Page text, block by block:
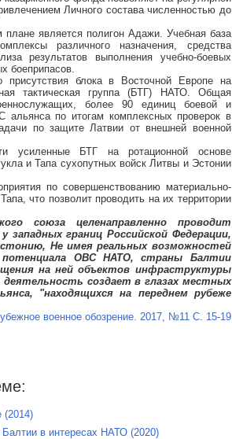
Личного состава численностью до
является полигон Адажи. Учебная база
различного назначения, средства
результатов выполнения учебно-боевых
боеприпасов.
присутствия блока в Восточной Европе на
тактическая группа (БТГ) НАТО. Общая
более 90 единиц боевой и
альянса по итогам комплексных проверок в
по защите Латвии от внешней военной
усиленные БТГ на ротационной основе
и Тапа сухопутных войск Литвы и Эстонии
по совершенствованию материально-
что позволит проводить на их территории
союза целенаправленно проводит
границ Российской Федерации,
Не имея реальных возможностей
ОВС НАТО, страны Балтии
на ней объектов инфраструктуры
создает в глазах местных
"находящихся на переднем рубеже
военное обозрение. 2017, №11 С. 15-19
(2014)
Балтии в интересах НАТО (2020)